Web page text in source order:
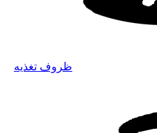
ظروف تغذیه